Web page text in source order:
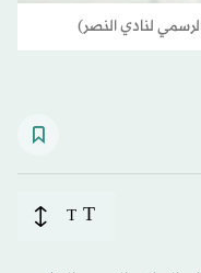
لنادي النصر)
T
T